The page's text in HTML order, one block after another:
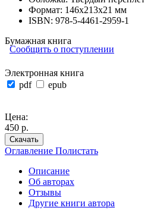
Формат: 146х213х21 мм
ISBN: 978-5-4461-2959-1
Бумажная книга
Сообщить о поступлении
Электронная книга
pdf
epub
Цена:
450 р.
Скачать
Оглавление Полистать
Описание
Об авторах
Отзывы
Другие книги автора